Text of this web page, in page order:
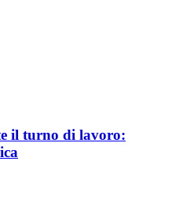
il turno di lavoro: